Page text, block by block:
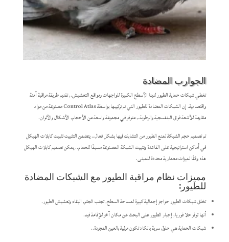
الجوارب المضادة
تغطي شبكات حماية الطيور لدينا الأسطح الكبيرة للواجهات ومواقع التعشيش., تقديم طريقة مراقبة آمنة
واقتصادية. إن الشبكات المضادة للطيور التي تم تركيبها بواسطة Control Atlas مصنوعة من مواد
مقاومة للأشعة فوق البنفسجية والرطوبة., متوفر في مجموعة واسعة من الأحجام, الأشكال والألوان.
تم تصميم حجم الشبكة لمنع الطيور من التشابك فيها بشكل فعال.. يتضمن التثبيت تثبيت كابلات الهيكل
في أماكن استراتيجية على القاعدة وتثبيت الشبكة المصنوعة مسبقًا للحمام.. يمكن تصميم كابلات الهيكل
هذه وفقًا لميزات معمارية محددة للمبنى.
مميزات نظام مراقبة الطيور مع الشبكات المضادة
للطيور:
تخلق شبكات الطيور حواجز إجمالية كبيرة لمساحة السطح, تجنب الجثم, البقاء وتعشيش الطيور.
أنها توفر حلا فوريا, إجبار الطيور على البحث عن مكان آخر للإقامة فيه.
شبكات الحماية هي حلول سرية بالكاد تكون مرئية بالعين المجردة..